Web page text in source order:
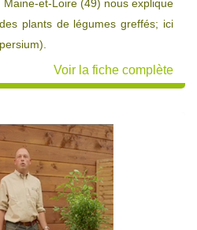
et-Loire (49) nous explique
plants de légumes greffés; ici
Voir la fiche complète